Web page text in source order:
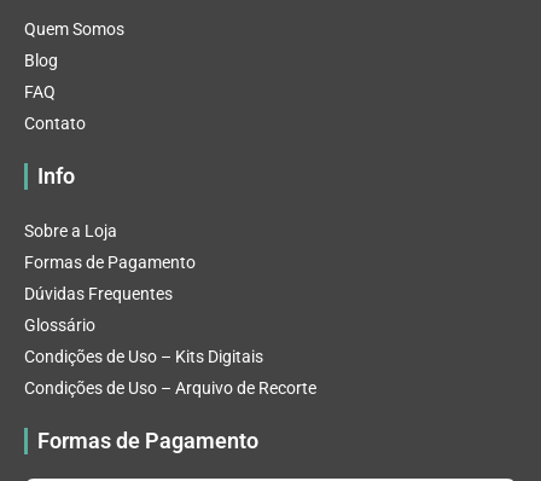
Quem Somos
Blog
FAQ
Contato
Info
Sobre a Loja
Formas de Pagamento
Dúvidas Frequentes
Glossário
Condições de Uso – Kits Digitais
Condições de Uso – Arquivo de Recorte
Formas de Pagamento